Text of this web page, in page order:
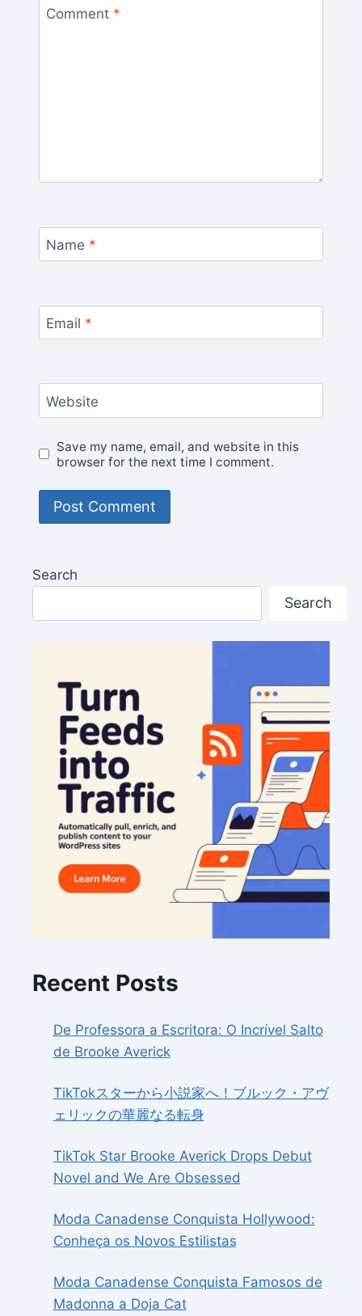
Comment *
Name *
Email *
Website
Save my name, email, and website in this
browser for the next time I comment.
Search
Search
Recent Posts
De Professora a Escritora: O Incrível Salto
de Brooke Averick
TikTokスターから小説家へ！ブルック・アヴ
ェリックの華麗なる転身
TikTok Star Brooke Averick Drops Debut
Novel and We Are Obsessed
Moda Canadense Conquista Hollywood:
Conheça os Novos Estilistas
Moda Canadense Conquista Famosos de
Madonna a Doja Cat